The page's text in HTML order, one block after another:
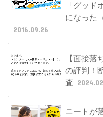
「グッド
になった
2016.09.26
【面接落
の評判！
査
ニートが